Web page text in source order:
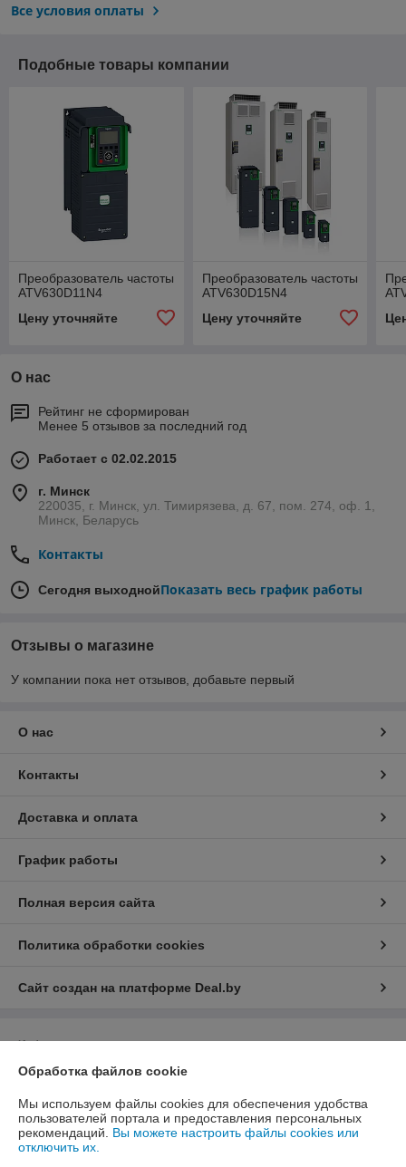
Все условия оплаты
Подобные товары компании
Преобразователь частоты
ATV630D11N4
Цену уточняйте
Преобразователь частоты
ATV630D15N4
Цену уточняйте
О нас
Рейтинг не сформирован
Менее 5 отзывов за последний год
Работает с 02.02.2015
г. Минск
220035, г. Минск, ул. Тимирязева, д. 67, пом. 274, оф. 1,
Минск, Беларусь
Контакты
Сегодня выходнойПоказать весь график работы
Отзывы о магазине
У компании пока нет отзывов, добавьте первый
О нас
Контакты
Доставка и оплата
График работы
Полная версия сайта
Политика обработки cookies
Сайт создан на платформе Deal.by
Информация для покупателя
Юридическое лицо:Общество с ограниченной ответственностью
220035, г. Минск, ул. Тимирязева, д. 67, пом. 274, оф. 1
Регистрационный номер ЕГР: 192274172
Обработка файлов cookie
Мы используем файлы cookies для обеспечения удобства
пользователей портала и предоставления персональных
рекомендаций. Вы можете настроить файлы cookies или
отключить их.